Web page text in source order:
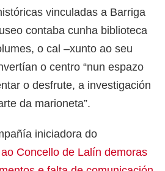
vinculadas a Barriga
contaba cunha biblioteca
o cal –xunto ao seu
o centro “nun espazo
o desfrute, a investigación
da marioneta”.
iniciadora do
Concello de Lalín demoras